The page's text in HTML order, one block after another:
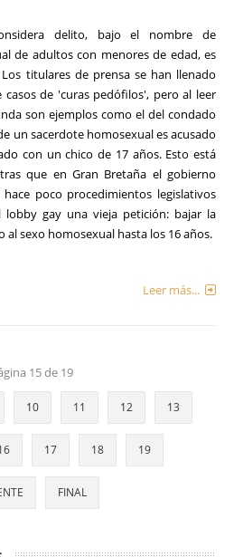
delito, bajo el nombre de
de adultos con menores de edad, es
titulares de prensa se han llenado
de 'curas pedófilos', pero al leer
son ejemplos como el del condado
un sacerdote homosexual es acusado
con un chico de 17 años. Esto está
que en Gran Bretaña el gobierno
poco procedimientos legislativos
lobby gay una vieja petición: bajar la
sexo homosexual hasta los 16 años.
Leer más...
15 de 19
10 11 12 13
17 18 19
FINAL